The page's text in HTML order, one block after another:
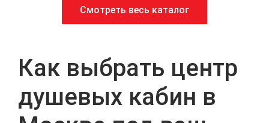
Смотреть весь каталог
Как выбрать центр
душевых кабин в